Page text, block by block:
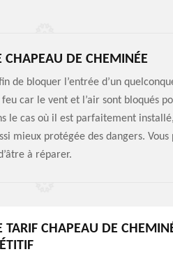
CHAPEAU DE CHEMINÉE
de bloquer l’entrée d’un
car le vent et l’air sont bloqués
le cas où il est parfaitement
mieux protégée des dangers.
à réparer.
TARIF CHAPEAU DE